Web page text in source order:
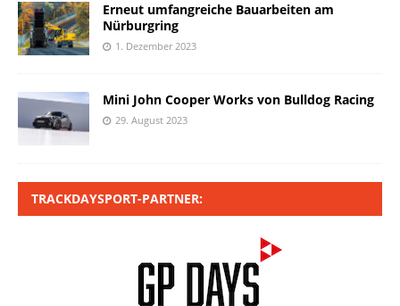
Erneut umfangreiche Bauarbeiten am
Nürburgring
1. Dezember 2023
Mini John Cooper Works von Bulldog Racing
29. August 2023
TRACKDAYSPORT-PARTNER: